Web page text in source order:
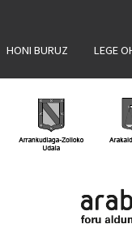
HONI BURUZ LEGE